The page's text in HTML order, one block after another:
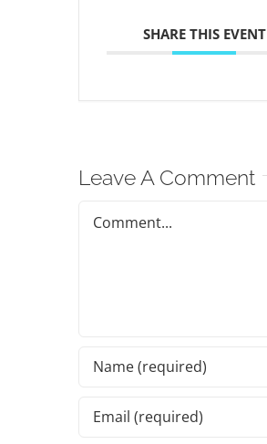
SHARE THIS EVENT
Leave A Comment
Comment